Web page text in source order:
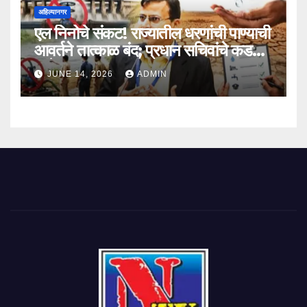
अहिल्यानगर
एल निनोचे संकट! राज्यातील धरणांची पाण्याची
आवर्तने तात्काळ बंद; प्रधान सचिवांचे कडक
आदेश
JUNE 14, 2026 ADMIN